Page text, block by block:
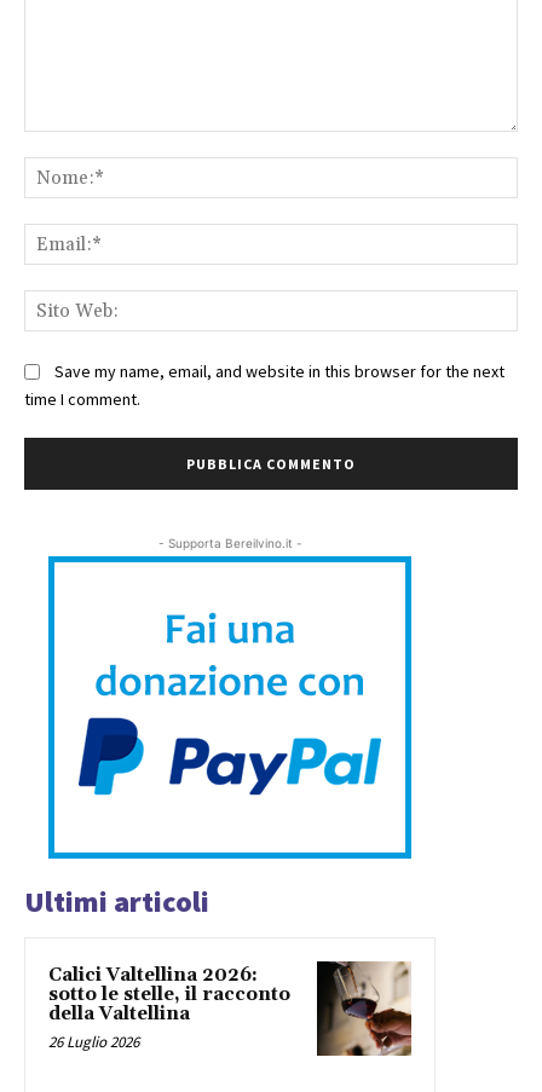
Save my name, email, and website in this browser for the next
time I comment.
- Supporta Bereilvino.it -
Ultimi articoli
Calici Valtellina 2026:
sotto le stelle, il racconto
della Valtellina
26 Luglio 2026